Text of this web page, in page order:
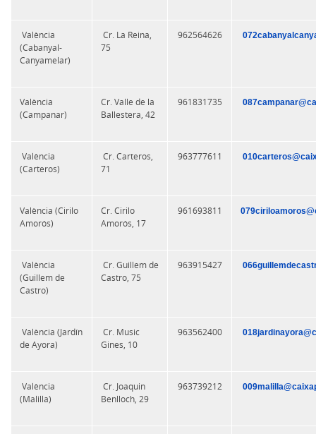
València
(Cabanyal-
Canyamelar)
Cr. La Reina,
75
962564626
València
(Campanar)
Cr. Valle de la
Ballestera, 42
961831735
València
(Carteros)
Cr. Carteros,
71
963777611
València (Cirilo
Amorós)
Cr. Cirilo
Amorós, 17
961693811
València
(Guillem de
Castro)
Cr. Guillem de
Castro, 75
963915427
València (Jardín
de Ayora)
Cr. Music
Gines, 10
963562400
València
(Malilla)
Cr. Joaquin
Benlloch, 29
963739212